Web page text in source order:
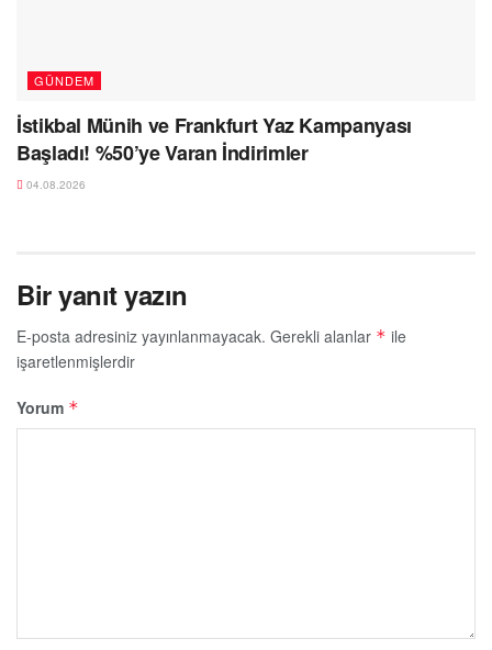
GÜNDEM
İstikbal Münih ve Frankfurt Yaz Kampanyası
Başladı! %50’ye Varan İndirimler
04.08.2026
Bir yanıt yazın
E-posta adresiniz yayınlanmayacak. Gerekli alanlar * ile
işaretlenmişlerdir
Yorum *